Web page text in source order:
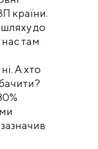
країни.
до
там
А хто